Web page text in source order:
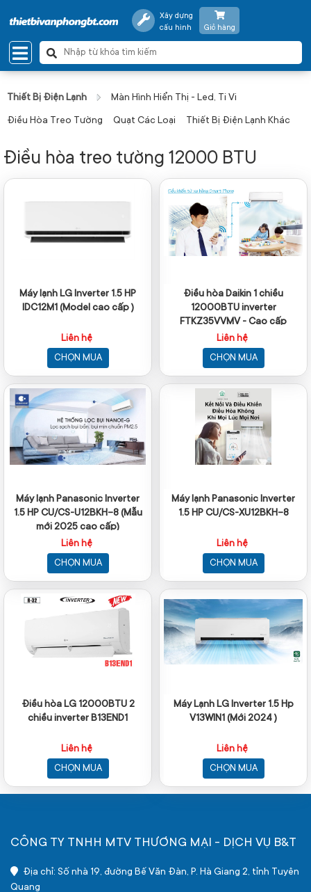
Xây dựng
cấu hình
Giỏ hàng
Thiết Bị Điện Lạnh Màn Hình Hiển Thị - Led, Ti Vi
Điều Hòa Treo Tường Quạt Các Loại Thiết Bị Điện Lạnh Khác
Điều hòa treo tường 12000 BTU
Máy lạnh LG Inverter 1.5 HP
IDC12M1 (Model cao cấp )
Liên hệ
CHỌN MUA
Điều hòa Daikin 1 chiều
12000BTU inverter
FTKZ35VVMV - Cao cấp
Liên hệ
CHỌN MUA
Máy lạnh Panasonic Inverter
1.5 HP CU/CS-U12BKH-8 (Mẫu
mới 2025 cao cấp)
Liên hệ
CHỌN MUA
Máy lạnh Panasonic Inverter
1.5 HP CU/CS-XU12BKH-8
Liên hệ
CHỌN MUA
Điều hòa LG 12000BTU 2
chiều inverter B13END1
Liên hệ
CHỌN MUA
Máy Lạnh LG Inverter 1.5 Hp
V13WIN1 (Mới 2024 )
Liên hệ
CHỌN MUA
CÔNG TY TNHH MTV THƯƠNG MẠI - DỊCH VỤ B&T
Địa chỉ: Số nhà 19, đường Bế Văn Đàn, P. Hà Giang 2, tỉnh Tuyên
Quang